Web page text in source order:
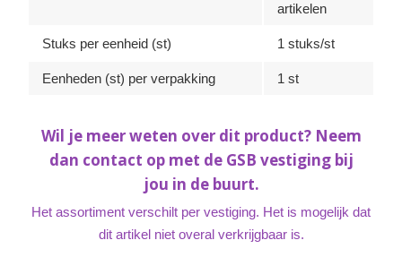
artikelen
Stuks per eenheid (st) 1 stuks/st
Eenheden (st) per verpakking 1 st
Wil je meer weten over dit product? Neem
dan contact op met de GSB vestiging bij
jou in de buurt.
Het assortiment verschilt per vestiging. Het is mogelijk dat
dit artikel niet overal verkrijgbaar is.